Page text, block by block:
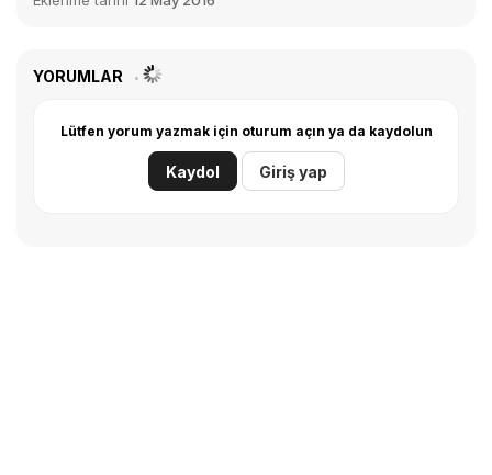
YORUMLAR
Lütfen yorum yazmak için oturum açın ya da kaydolun
Kaydol Giriş yap